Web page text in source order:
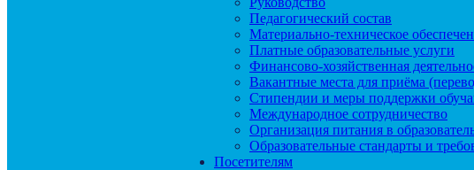
Педагогический состав
Материально-техническое
Платные образовательные услуги
Финансово-хозяйственная
Вакантные места для приёма
Стипендии и меры поддержки
Международное сотрудничество
Организация питания в
Образовательные стандарты и
Посетителям